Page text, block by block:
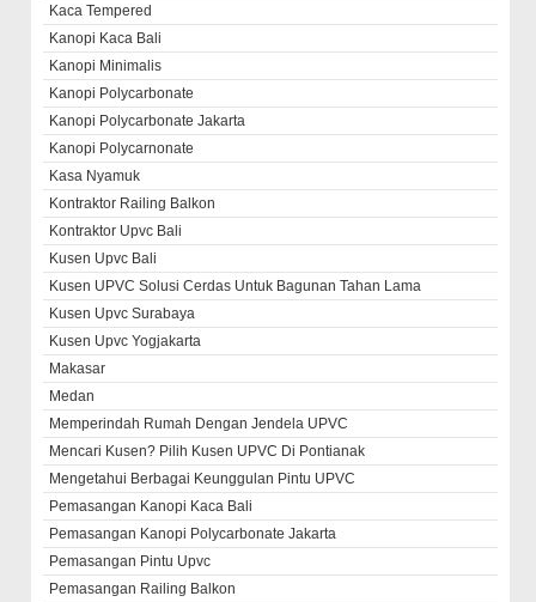
Kaca Tempered
Kanopi Kaca Bali
Kanopi Minimalis
Kanopi Polycarbonate
Kanopi Polycarbonate Jakarta
Kanopi Polycarnonate
Kasa Nyamuk
Kontraktor Railing Balkon
Kontraktor Upvc Bali
Kusen Upvc Bali
Kusen UPVC Solusi Cerdas Untuk Bagunan Tahan Lama
Kusen Upvc Surabaya
Kusen Upvc Yogjakarta
Makasar
Medan
Memperindah Rumah Dengan Jendela UPVC
Mencari Kusen? Pilih Kusen UPVC Di Pontianak
Mengetahui Berbagai Keunggulan Pintu UPVC
Pemasangan Kanopi Kaca Bali
Pemasangan Kanopi Polycarbonate Jakarta
Pemasangan Pintu Upvc
Pemasangan Railing Balkon